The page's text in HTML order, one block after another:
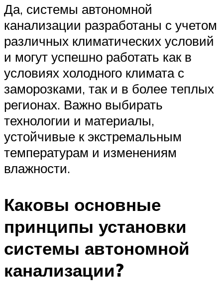
Да, системы автономной
канализации разработаны с учетом
различных климатических условий
и могут успешно работать как в
условиях холодного климата с
заморозками, так и в более теплых
регионах. Важно выбирать
технологии и материалы,
устойчивые к экстремальным
температурам и изменениям
влажности.
Каковы основные
принципы установки
системы автономной
канализации?